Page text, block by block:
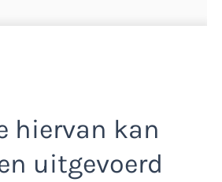
hiervan kan
uitgevoerd